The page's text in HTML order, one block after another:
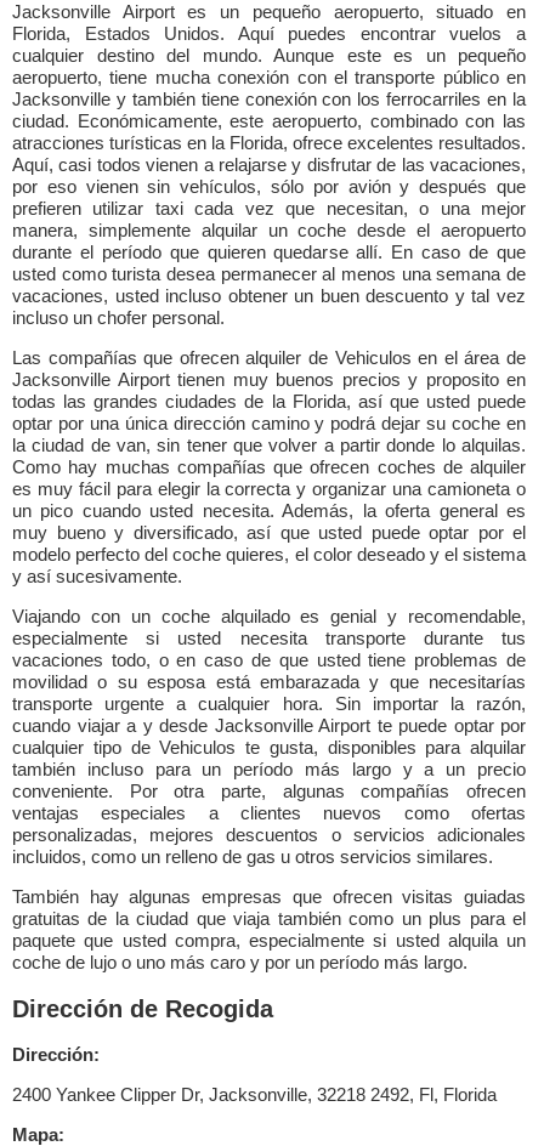
Jacksonville Airport es un pequeño aeropuerto, situado en
Florida, Estados Unidos. Aquí puedes encontrar vuelos a
cualquier destino del mundo. Aunque este es un pequeño
aeropuerto, tiene mucha conexión con el transporte público en
Jacksonville y también tiene conexión con los ferrocarriles en la
ciudad. Económicamente, este aeropuerto, combinado con las
atracciones turísticas en la Florida, ofrece excelentes resultados.
Aquí, casi todos vienen a relajarse y disfrutar de las vacaciones,
por eso vienen sin vehículos, sólo por avión y después que
prefieren utilizar taxi cada vez que necesitan, o una mejor
manera, simplemente alquilar un coche desde el aeropuerto
durante el período que quieren quedarse allí. En caso de que
usted como turista desea permanecer al menos una semana de
vacaciones, usted incluso obtener un buen descuento y tal vez
incluso un chofer personal.
Las compañías que ofrecen alquiler de Vehiculos en el área de
Jacksonville Airport tienen muy buenos precios y proposito en
todas las grandes ciudades de la Florida, así que usted puede
optar por una única dirección camino y podrá dejar su coche en
la ciudad de van, sin tener que volver a partir donde lo alquilas.
Como hay muchas compañías que ofrecen coches de alquiler
es muy fácil para elegir la correcta y organizar una camioneta o
un pico cuando usted necesita. Además, la oferta general es
muy bueno y diversificado, así que usted puede optar por el
modelo perfecto del coche quieres, el color deseado y el sistema
y así sucesivamente.
Viajando con un coche alquilado es genial y recomendable,
especialmente si usted necesita transporte durante tus
vacaciones todo, o en caso de que usted tiene problemas de
movilidad o su esposa está embarazada y que necesitarías
transporte urgente a cualquier hora. Sin importar la razón,
cuando viajar a y desde Jacksonville Airport te puede optar por
cualquier tipo de Vehiculos te gusta, disponibles para alquilar
también incluso para un período más largo y a un precio
conveniente. Por otra parte, algunas compañías ofrecen
ventajas especiales a clientes nuevos como ofertas
personalizadas, mejores descuentos o servicios adicionales
incluidos, como un relleno de gas u otros servicios similares.
También hay algunas empresas que ofrecen visitas guiadas
gratuitas de la ciudad que viaja también como un plus para el
paquete que usted compra, especialmente si usted alquila un
coche de lujo o uno más caro y por un período más largo.
Dirección de Recogida
Dirección:
2400 Yankee Clipper Dr, Jacksonville, 32218 2492, Fl, Florida
Mapa: